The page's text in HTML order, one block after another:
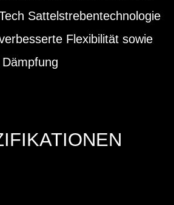
Sattelstrebentechnologie
Flexibilität sowie